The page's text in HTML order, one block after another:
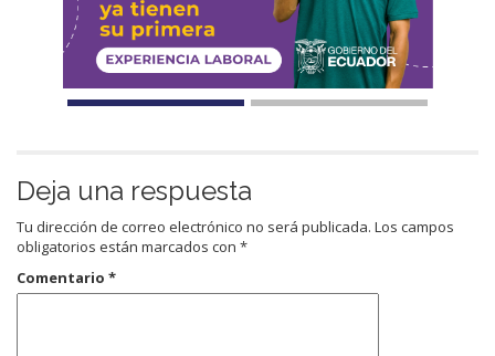
Deja una respuesta
Tu dirección de correo electrónico no será publicada. Los campos
obligatorios están marcados con *
Comentario *